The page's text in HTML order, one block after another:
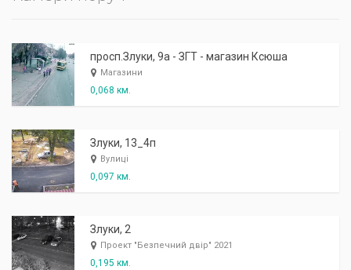
просп.Злуки, 9а - ЗГТ - магазин Ксюша
Магазини
0,068 км.
Злуки, 13_4п
Вулиці
0,097 км.
Злуки, 2
Проект "Безпечний двір" 2021
0,195 км.